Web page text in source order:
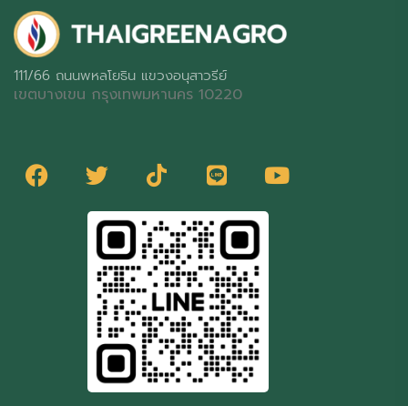
111/66 ถนนพหลโยธิน แขวงอนุสาวรีย์
เขตบางเขน กรุงเทพมหานคร 10220